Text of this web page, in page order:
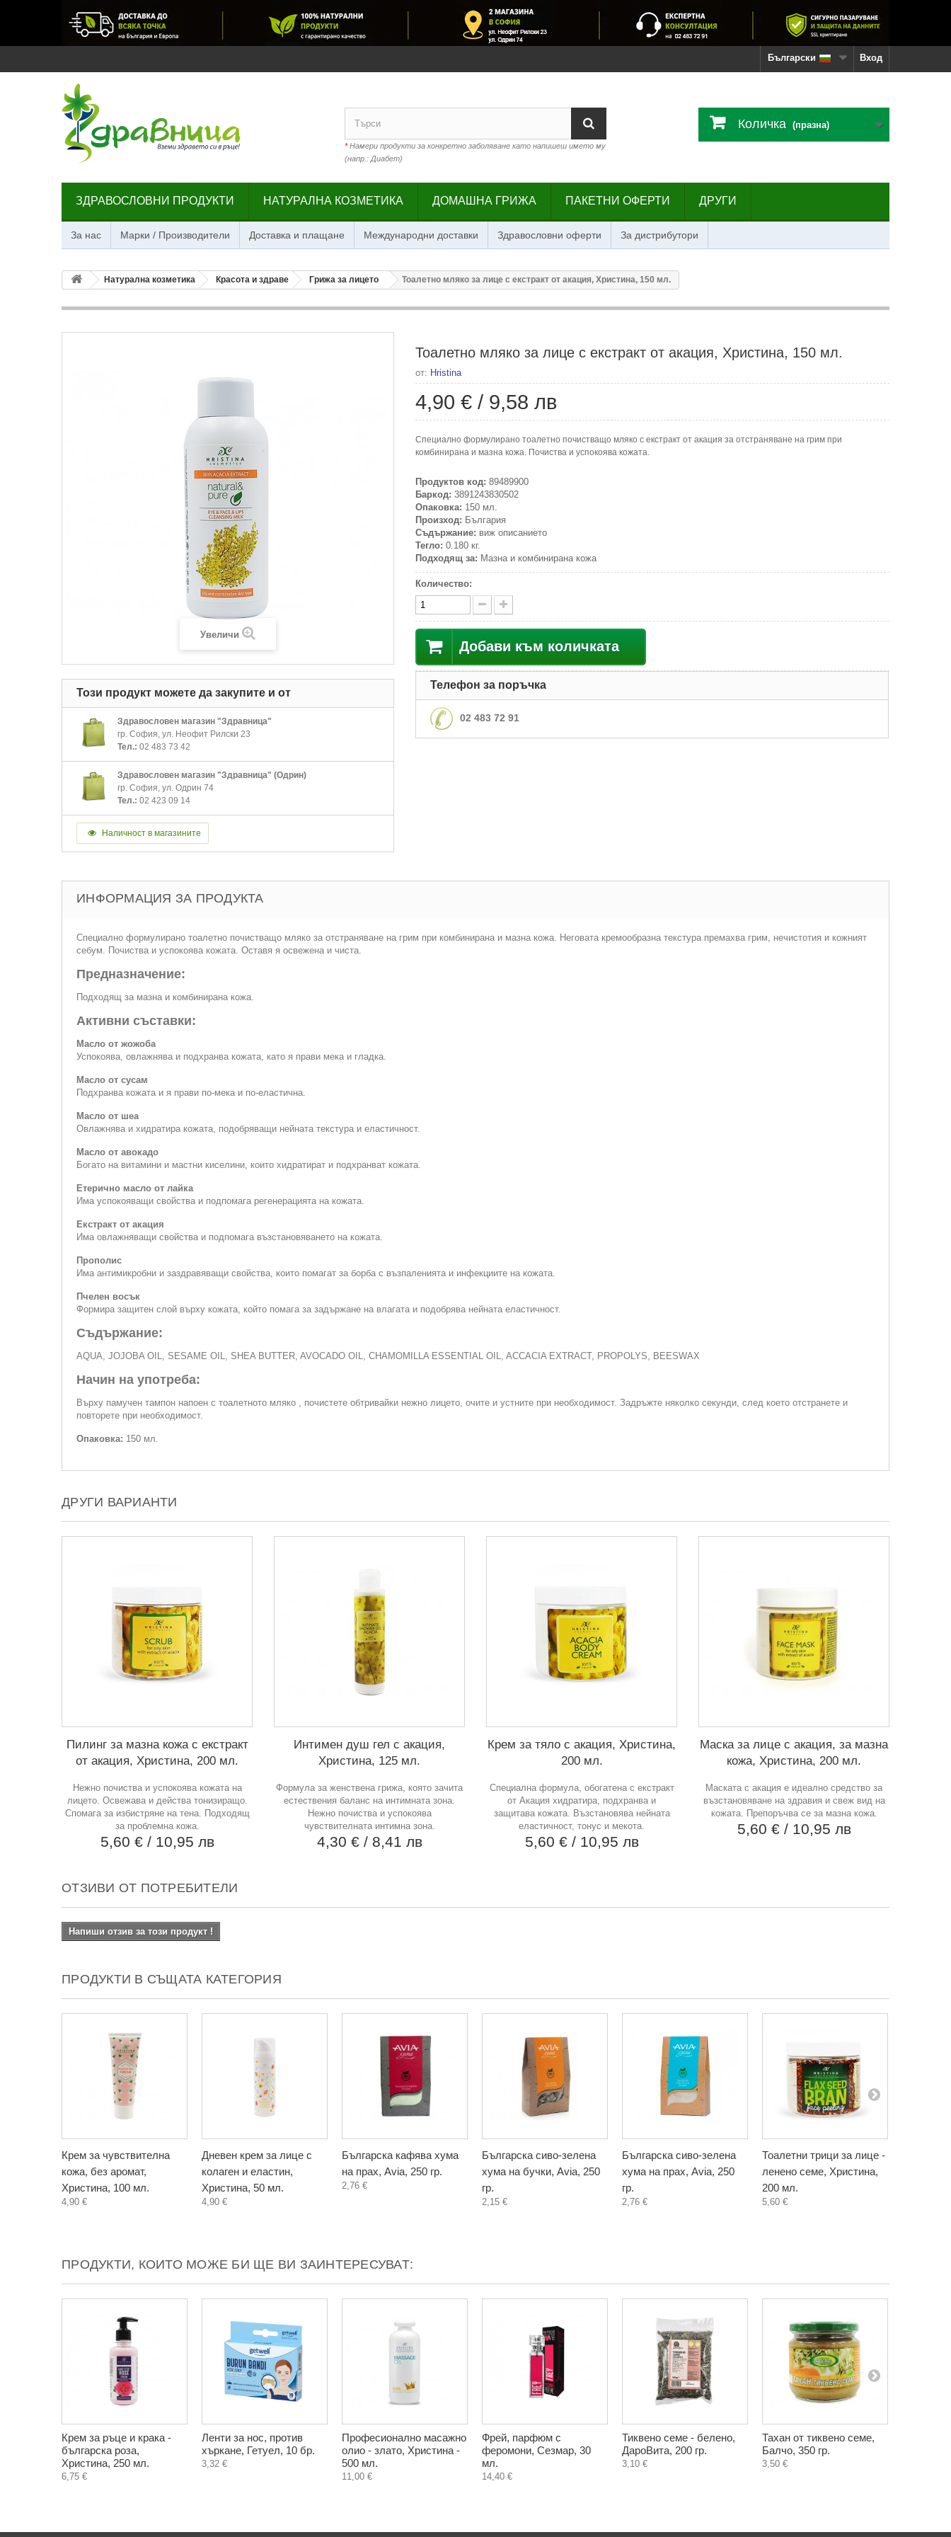
Вход
Български
*Намери продукти за конкретно заболяване като напишеш името му
(напр.: Диабет)
Количка (празна)
ЗДРАВОСЛОВНИ ПРОДУКТИ НАТУРАЛНА КОЗМЕТИКА ДОМАШНА ГРИЖА ПАКЕТНИ ОФЕРТИ ДРУГИ
За нас Марки / Производители Доставка и плащане Международни доставки Здравословни оферти За дистрибутори
Натурална козметика Красота и здраве Грижа за лицето Тоалетно мляко за лице с екстракт от акация, Христина, 150 мл.
Увеличи
Този продукт можете да закупите и от
Здравословен магазин "Здравница"
гр. София, ул. Неофит Рилски 23
Тел.: 02 483 73 42
Здравословен магазин "Здравница" (Одрин)
гр. София, ул. Одрин 74
Тел.: 02 423 09 14
Наличност в магазините
Тоалетно мляко за лице с екстракт от акация, Христина, 150 мл.
от: Hristina
4,90 € / 9,58 лв
Специално формулирано тоалетно почистващо мляко с екстракт от акация за отстраняване на грим при
комбинирана и мазна кожа. Почиства и успокоява кожата.
Продуктов код: 89489900
Баркод: 3891243830502
Опаковка: 150 мл.
Произход: България
Съдържание: виж описанието
Тегло: 0.180 кг.
Подходящ за: Мазна и комбинирана кожа
Количество:
Добави към количката
Телефон за поръчка
02 483 72 91
ИНФОРМАЦИЯ ЗА ПРОДУКТА
Специално формулирано тоалетно почистващо мляко за отстраняване на грим при комбинирана и мазна кожа. Неговата кремообразна текстура премахва грим, нечистотия и кожният
себум. Почиства и успокоява кожата. Оставя я освежена и чиста.
Предназначение:
Подходящ за мазна и комбинирана кожа.
Активни съставки:
Масло от жожоба
Успокоява, овлажнява и подхранва кожата, като я прави мека и гладка.
Масло от сусам
Подхранва кожата и я прави по-мека и по-еластична.
Масло от шеа
Овлажнява и хидратира кожата, подобряващи нейната текстура и еластичност.
Масло от авокадо
Богато на витамини и мастни киселини, които хидратират и подхранват кожата.
Етерично масло от лайка
Има успокояващи свойства и подпомага регенерацията на кожата.
Екстракт от акация
Има овлажняващи свойства и подпомага възстановяването на кожата.
Прополис
Има антимикробни и заздравяващи свойства, които помагат за борба с възпаленията и инфекциите на кожата.
Пчелен восък
Формира защитен слой върху кожата, който помага за задържане на влагата и подобрява нейната еластичност.
Съдържание:
AQUA, JOJOBA OIL, SESAME OIL, SHEA BUTTER, AVOCADO OIL, CHAMOMILLA ESSENTIAL OIL, ACCACIA EXTRACT, PROPOLYS, BEESWAX
Начин на употреба:
Върху памучен тампон напоен с тоалетното мляко , почистете обтривайки нежно лицето, очите и устните при необходимост. Задръжте няколко секунди, след което отстранете и
повторете при необходимост.
Опаковка: 150 мл.
ДРУГИ ВАРИАНТИ
Пилинг за мазна кожа с екстракт
от акация, Христина, 200 мл.
Нежно почиства и успокоява кожата на
лицето. Освежава и действа тонизиращо.
Спомага за избистряне на тена. Подходящ
за проблемна кожа.
5,60 € / 10,95 лв
Интимен душ гел с акация,
Христина, 125 мл.
Формула за женствена грижа, която зачита
естествения баланс на интимната зона.
Нежно почиства и успокоява
чувствителната интимна зона.
4,30 € / 8,41 лв
Крем за тяло с акация, Христина,
200 мл.
Специална формула, обогатена с екстракт
от Акация хидратира, подхранва и
защитава кожата. Възстановява нейната
еластичност, тонус и мекота.
5,60 € / 10,95 лв
Маска за лице с акация, за мазна
кожа, Христина, 200 мл.
Маската с акация е идеално средство за
възстановяване на здравия и свеж вид на
кожата. Препоръчва се за мазна кожа.
5,60 € / 10,95 лв
ОТЗИВИ ОТ ПОТРЕБИТЕЛИ
Напиши отзив за този продукт !
ПРОДУКТИ В СЪЩАТА КАТЕГОРИЯ
Крем за чувствителна
кожа, без аромат,
Христина, 100 мл.
4,90 €
Дневен крем за лице с
колаген и еластин,
Христина, 50 мл.
4,90 €
Българска кафява хума
на прах, Avia, 250 гр.
2,76 €
Българска сиво-зелена
хума на бучки, Avia, 250
гр.
2,15 €
Българска сиво-зелена
хума на прах, Avia, 250
гр.
2,76 €
Тоалетни трици за лице -
ленено семе, Христина,
200 мл.
5,60 €
ПРОДУКТИ, КОИТО МОЖЕ БИ ЩЕ ВИ ЗАИНТЕРЕСУВАТ:
Крем за ръце и крака -
българска роза,
Христина, 250 мл.
6,75 €
Ленти за нос, против
хъркане, Гетуел, 10 бр.
3,32 €
Професионално масажно
олио - злато, Христина -
500 мл.
11,00 €
Фрей, парфюм с
феромони, Сезмар, 30
мл.
14,40 €
Тиквено семе - белено,
ДароВита, 200 гр.
3,10 €
Тахан от тиквено семе,
Балчо, 350 гр.
3,50 €